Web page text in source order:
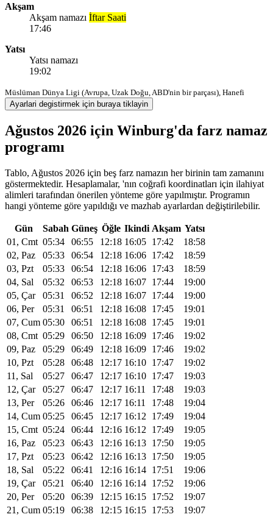
Akşam
Akşam namazı İftar Saati
17:46
Yatsı
Yatsı namazı
19:02
Müslüman Dünya Ligi (Avrupa, Uzak Doğu, ABD'nin bir parçası), Hanefi
Ayarlari degistirmek için buraya tiklayin
Ağustos 2026 için Winburg'da farz namaz
programı
Tablo, Ağustos 2026 için beş farz namazın her birinin tam zamanını
göstermektedir. Hesaplamalar, 'nın coğrafi koordinatları için ilahiyat
alimleri tarafından önerilen yönteme göre yapılmıştır. Programın
hangi yönteme göre yapıldığı ve mazhab ayarlardan değiştirilebilir.
Gün Sabah Güneş Öğle Ikindi Akşam Yatsı
01, Cmt 05:34 06:55 12:18 16:05 17:42
18:58
02, Paz
05:33 06:54 12:18 16:06 17:42
18:59
03, Pzt
05:33 06:54 12:18 16:06 17:43
18:59
04, Sal
05:32 06:53 12:18 16:07 17:44
19:00
05, Çar
05:31 06:52 12:18 16:07 17:44
19:00
06, Per
05:31 06:51 12:18 16:08 17:45
19:01
07, Cum 05:30 06:51 12:18 16:08 17:45
19:01
08, Cmt 05:29 06:50 12:18 16:09 17:46
19:02
09, Paz
05:29 06:49 12:18 16:09 17:46
19:02
10, Pzt
05:28 06:48 12:17 16:10 17:47
19:02
11, Sal
05:27 06:47 12:17 16:10 17:47
19:03
12, Çar
05:27 06:47 12:17 16:11 17:48
19:03
13, Per
05:26 06:46 12:17 16:11 17:48
19:04
14, Cum 05:25 06:45 12:17 16:12 17:49
19:04
15, Cmt 05:24 06:44 12:16 16:12 17:49
19:05
16, Paz
05:23 06:43 12:16 16:13 17:50
19:05
17, Pzt
05:23 06:42 12:16 16:13 17:50
19:05
18, Sal
05:22 06:41 12:16 16:14 17:51
19:06
19, Çar
05:21 06:40 12:16 16:14 17:52
19:06
20, Per
05:20 06:39 12:15 16:15 17:52
19:07
21, Cum 05:19 06:38 12:15 16:15 17:53 19:07